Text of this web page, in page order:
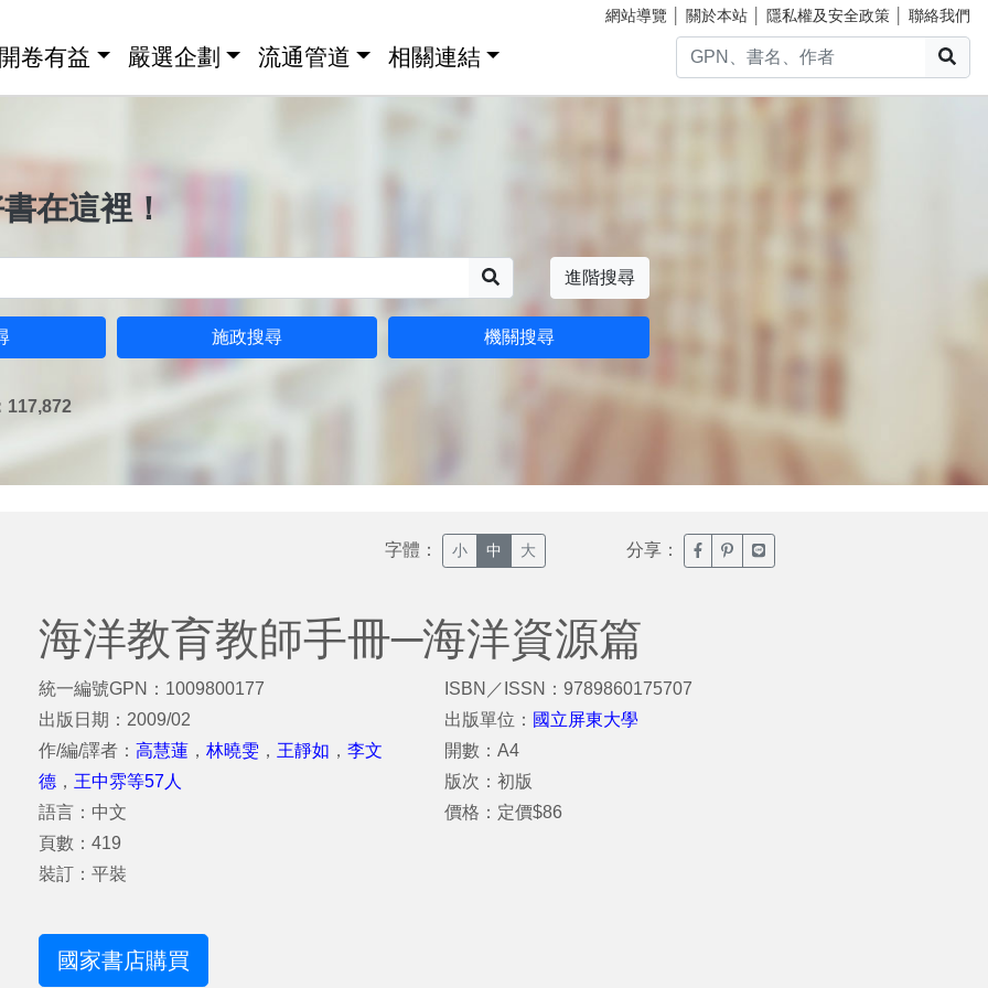
網站導覽 關於本站 隱私權及安全政策 聯絡我們
卷有益 嚴選企劃 流通管道 相關連結
在這裡！
進階搜尋
施政搜尋 機關搜尋
117,872
字體： 小 中 大 分享： 臉書分享(另開新視窗)
噗浪分享(另開新視窗)
Line分享(另開新視窗)
海洋教育教師手冊─海洋資源篇
統一編號GPN：1009800177
出版日期：2009/02
作/編/譯者： 高慧蓮 ， 林曉雯 ， 王靜如 ， 李文
德 ， 王中雰等57人
語言：中文
頁數：419
裝訂：平裝
ISBN／ISSN：9789860175707
出版單位： 國立屏東大學
開數：A4
版次：初版
價格：定價$86
國家書店購買